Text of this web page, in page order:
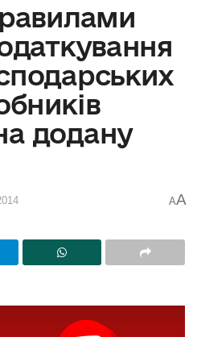
додану
AA